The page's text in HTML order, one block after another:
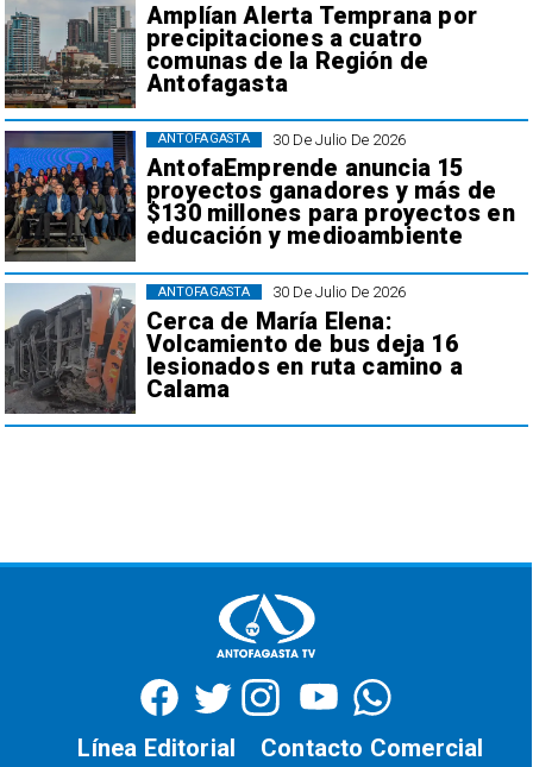
Amplían Alerta Temprana por
precipitaciones a cuatro
comunas de la Región de
Antofagasta
30 De Julio De 2026
AntofaEmprende anuncia 15
proyectos ganadores y más de
$130 millones para proyectos en
educación y medioambiente
ANTOFAGASTA
30 De Julio De 2026
Cerca de María Elena:
Volcamiento de bus deja 16
lesionados en ruta camino a
Calama
ANTOFAGASTA
Contacto Comercial
Línea Editorial